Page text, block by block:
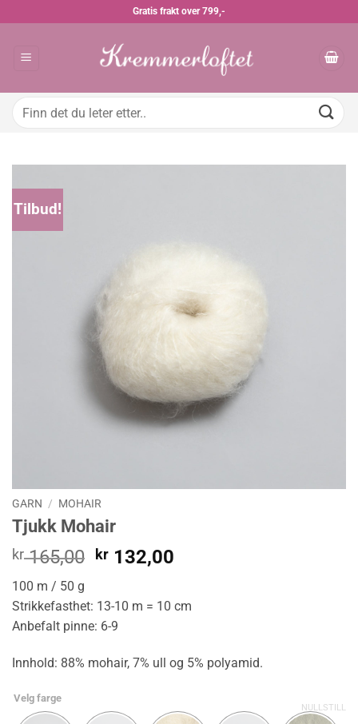
Gratis frakt over 799,-
Søk
Tilbud!
GARN / MOHAIR
Tjukk Mohair
kr165,00 Opprinnelig
kr 165,00.
kr 132,00
kr 132,00.
100 m / 50 g
Strikkefasthet: 13-10 m = 10 cm
Anbefalt pinne: 6-9
Innhold: 88% mohair, 7% ull og 5% polyamid.
Velg farge
NULLSTILL